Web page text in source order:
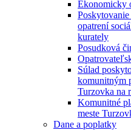
Ekonomicky
opatrení
kurately
Posudková
Súlad
komunitným
Turzovka na
Komunitné
meste
Dane a poplatky